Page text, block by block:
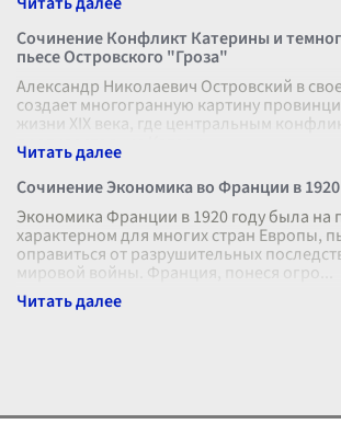
Сочинение Конфликт Катерины и
пьесе Островского "Гроза"
Александр Николаевич Островский в
создает многогранную картину
жизни XIX века, где центральным
противостояние Катери
Сочинение Экономика во Франции в
Экономика Франции в 1920 году была на
характерном для многих стран Европы,
оправиться от разрушительных
мировой войны. Франция, понеся огро